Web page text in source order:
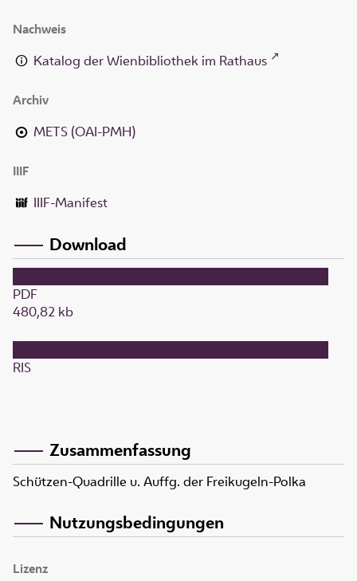
Nachweis
Katalog der Wienbibliothek im Rathaus
Archiv
METS (OAI-PMH)
IIIF
IIIF-Manifest
Download
PDF
480,82 kb
RIS
Zusammenfassung
Schützen-Quadrille u. Auffg. der Freikugeln-Polka
Nutzungsbedingungen
Lizenz